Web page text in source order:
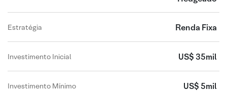
Estratégia Renda Fixa
Investimento Inicial US$ 35mil
Investimento Mínimo US$ 5mil